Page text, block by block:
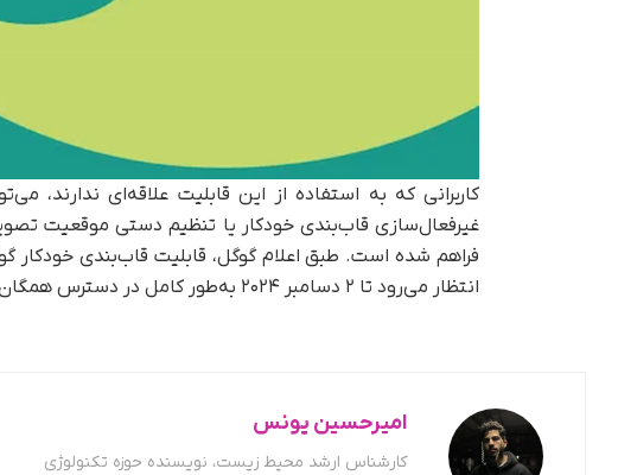
کاربرانی که به استفاده از این قابلیت علاقه‌ای ندارند،
غیرفعال‌سازی قاب‌بندی خودکار یا تنظیم دستی موقعیت
فراهم شده است. طبق اعلام گوگل، قابلیت قاب‌بندی خودکار
انتظار می‌رود تا ۲ دسامبر ۲۰۲۴ به‌طور کامل در دسترس همگان قرار گیرد.
امیرحسین یونس
کارشناس ارشد محیط زیست، نویسنده حوزه تکنولوژی